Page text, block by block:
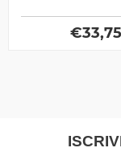
latte e Caseine,
dalla
€33,75